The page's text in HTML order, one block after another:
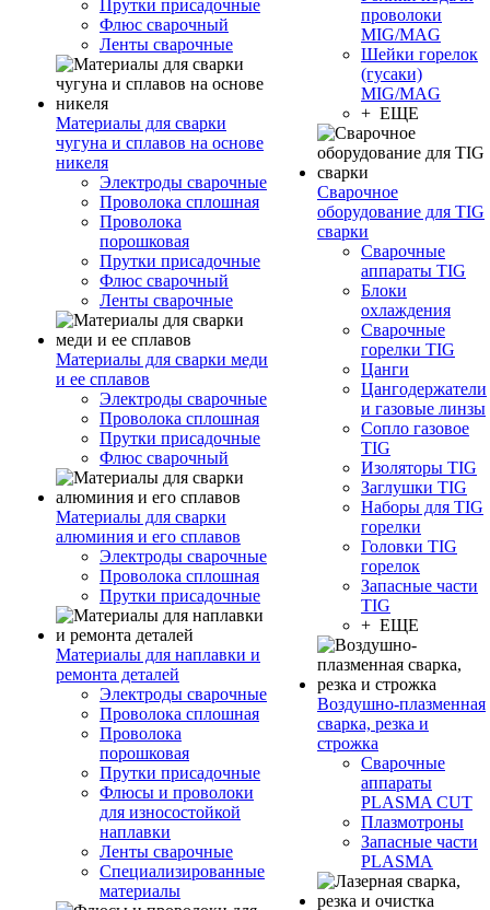
Прутки присадочные
Флюс сварочный
Ленты сварочные
Материалы для сварки
чугуна и сплавов на основе
никеля
Электроды сварочные
Проволока сплошная
Проволока
порошковая
Прутки присадочные
Флюс сварочный
Ленты сварочные
Материалы для сварки меди
и ее сплавов
Электроды сварочные
Проволока сплошная
Прутки присадочные
Флюс сварочный
Материалы для сварки
алюминия и его сплавов
Электроды сварочные
Проволока сплошная
Прутки присадочные
Материалы для наплавки и
ремонта деталей
Электроды сварочные
Проволока сплошная
Проволока
порошковая
Прутки присадочные
Флюсы и проволоки
для износостойкой
наплавки
Ленты сварочные
Специализированные
материалы
проволоки
MIG/MAG
Шейки горелок
(гусаки)
MIG/MAG
+ ЕЩЕ
Сварочное
оборудование для TIG
сварки
Сварочные
аппараты TIG
Блоки
охлаждения
Сварочные
горелки TIG
Цанги
Цангодержатели
и газовые линзы
Сопло газовое
TIG
Изоляторы TIG
Заглушки TIG
Наборы для TIG
горелки
Головки TIG
горелок
Запасные части
TIG
+ ЕЩЕ
Воздушно-плазменная
сварка, резка и
строжка
Сварочные
аппараты
PLASMA CUT
Плазмотроны
Запасные части
PLASMA